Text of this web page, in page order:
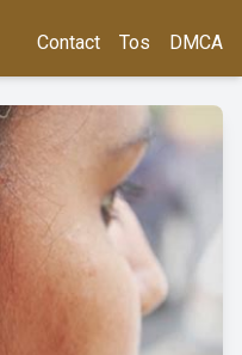
Contact Tos DMCA